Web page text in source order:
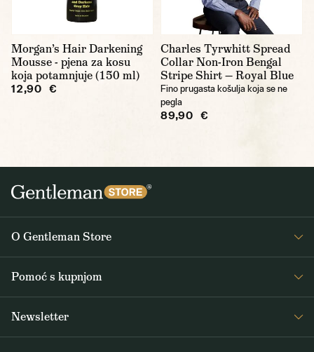
Morgan’s Hair Darkening
Mousse - pjena za kosu
koja potamnjuje (150 ml)
12,90 €
Charles Tyrwhitt Spread
Collar Non-Iron Bengal
Stripe Shirt — Royal Blue
Fino prugasta košulja koja se ne
pegla
89,90 €
O Gentleman Store
Pomoć s kupnjom
Newsletter